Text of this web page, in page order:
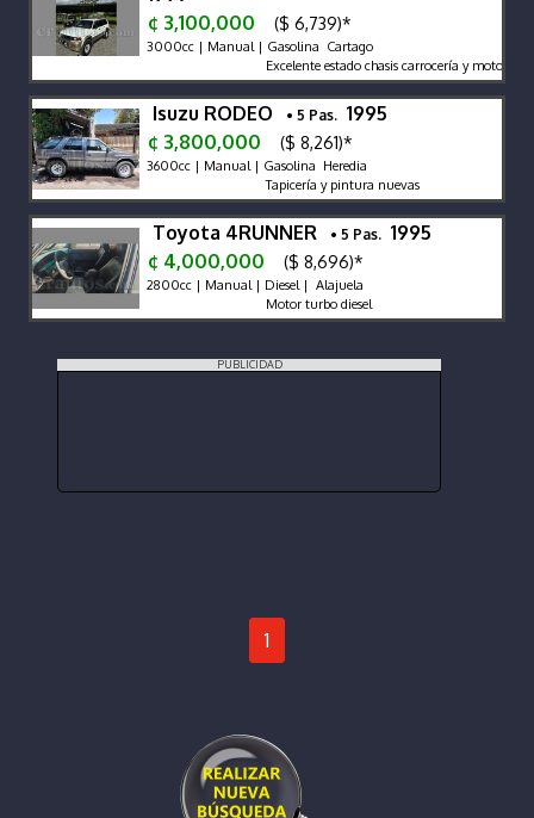
¢ 3,100,000
($ 6,739)*
3000cc | Manual | Gasolina Cartago
Excelente estado chasis carrocería y motor
Isuzu RODEO • 5 Pas. 1995
¢ 3,800,000
($ 8,261)*
3600cc | Manual | Gasolina Heredia
Tapicería y pintura nuevas
Toyota 4RUNNER • 5 Pas. 1995
¢ 4,000,000
($ 8,696)*
2800cc | Manual | Diesel | Alajuela
Motor turbo diesel
PUBLICIDAD
1